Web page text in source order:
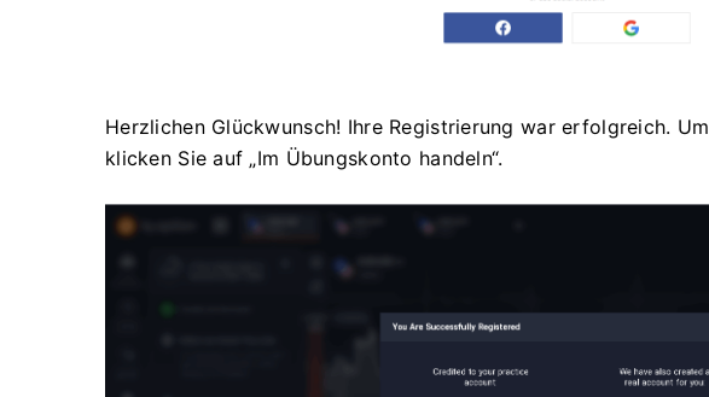
Herzlichen Glückwunsch! Ihre Registrierung war erfolgreich. Um
klicken Sie auf „Im Übungskonto handeln“.